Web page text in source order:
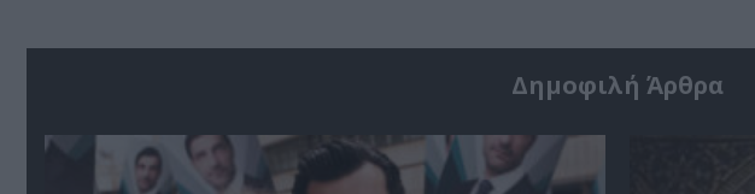
Δημοφιλή Άρθρα